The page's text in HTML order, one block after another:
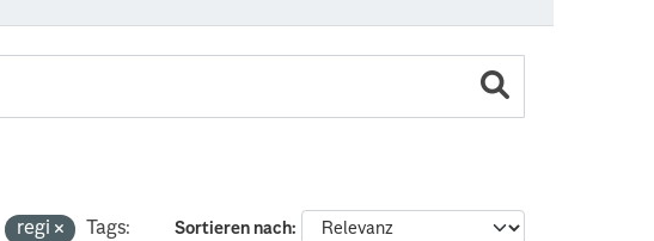
Sortieren nach
regi
Tags: